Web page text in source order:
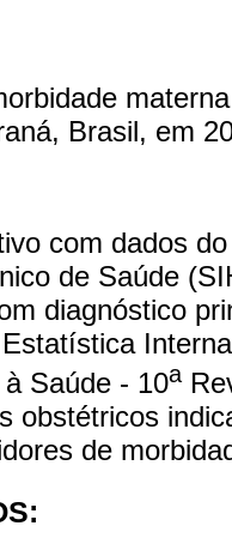
Brasil, em
com dados
de Saúde
diagnóstico
Saúde - 10a
obstétricos
de